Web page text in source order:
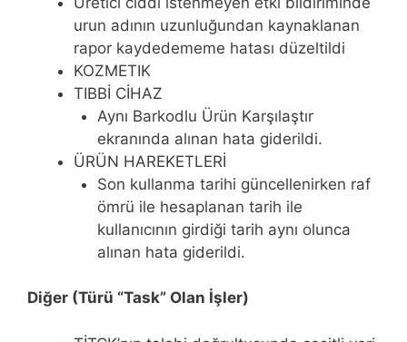
urun adının uzunluğundan kaynaklanan
rapor kaydedememe hatası düzeltildi
KOZMETIK
TIBBİ CİHAZ
Aynı Barkodlu Ürün Karşılaştır
ekranında alınan hata giderildi.
ÜRÜN HAREKETLERİ
Son kullanma tarihi güncellenirken raf
ömrü ile hesaplanan tarih ile
kullanıcının girdiği tarih aynı olunca
alınan hata giderildi.
Diğer (Türü “Task” Olan İşler)